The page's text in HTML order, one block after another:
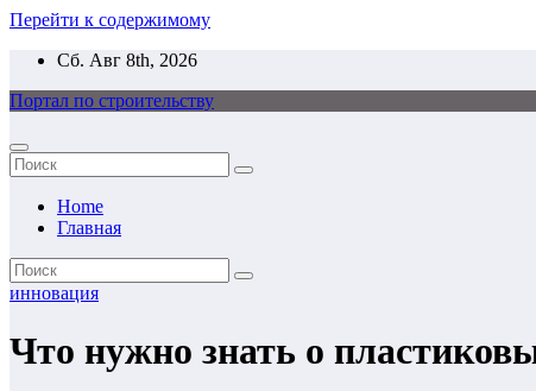
Перейти к содержимому
Сб. Авг 8th, 2026
Портал по строительству
Home
Главная
инновация
Что нужно знать о